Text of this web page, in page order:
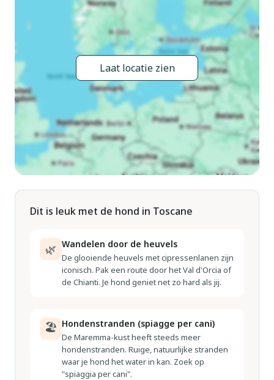
m2 (omheind), tuin op verschillende niveaus met bomen,
weide, openluchtzwembad (13 x 5 m, 116 - 240 cm diepte,
seizoensgebonden beschikbaarheid: 02.Mei. - 03.Okt.).
Buitendouche, kinderspeelplaats. In het huis: wasmachine
(voor medegebruik). 2 km lange smalle toegangsweg
(bergweg). Parkeerplaats op het terrein. Winkel 1 km,
supermarkt 3.6 km, bushalte 900 m, park "Marina di Pisa" 40
km. De eigenaar woont op hetzelfde terrein.
Laat locatie zien
Dit is leuk met de hond in Toscane
🌿 Wandelen door de heuvels
De glooiende heuvels met cipressenlanen zijn
iconisch. Pak een route door het Val d'Orcia of
de Chianti. Je hond geniet net zo hard als jij.
🏖 Hondenstranden (spiagge per cani)
De Maremma-kust heeft steeds meer
hondenstranden. Ruige, natuurlijke stranden
waar je hond het water in kan. Zoek op
"spiaggia per cani".